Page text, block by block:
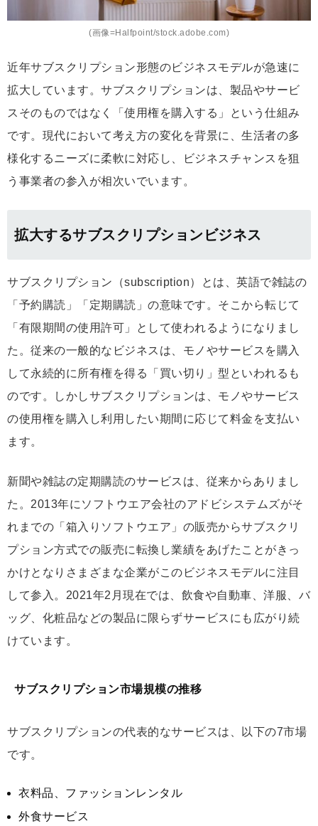
(画像=Halfpoint/stock.adobe.com)
近年サブスクリプション形態のビジネスモデルが急速に
拡大しています。サブスクリプションは、製品やサービ
スそのものではなく「使用権を購入する」という仕組み
です。現代において考え方の変化を背景に、生活者の多
様化するニーズに柔軟に対応し、ビジネスチャンスを狙
う事業者の参入が相次いでいます。
拡大するサブスクリプションビジネス
サブスクリプション（subscription）とは、英語で雑誌の
「予約購読」「定期購読」の意味です。そこから転じて
「有限期間の使用許可」として使われるようになりまし
た。従来の一般的なビジネスは、モノやサービスを購入
して永続的に所有権を得る「買い切り」型といわれるも
のです。しかしサブスクリプションは、モノやサービス
の使用権を購入し利用したい期間に応じて料金を支払い
ます。
新聞や雑誌の定期購読のサービスは、従来からありまし
た。2013年にソフトウエア会社のアドビシステムズがそ
れまでの「箱入りソフトウエア」の販売からサブスクリ
プション方式での販売に転換し業績をあげたことがきっ
かけとなりさまざまな企業がこのビジネスモデルに注目
して参入。2021年2月現在では、飲食や自動車、洋服、バ
ッグ、化粧品などの製品に限らずサービスにも広がり続
けています。
サブスクリプション市場規模の推移
サブスクリプションの代表的なサービスは、以下の7市場
です。
衣料品、ファッションレンタル
外食サービス